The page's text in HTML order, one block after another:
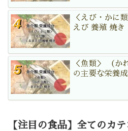
＜えび・かに
えび 養殖 焼き
＜魚類＞ （か
の主要な栄養
【注目の食品】全てのカテ